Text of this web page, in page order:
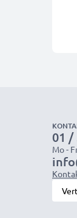
01 /
Mo -